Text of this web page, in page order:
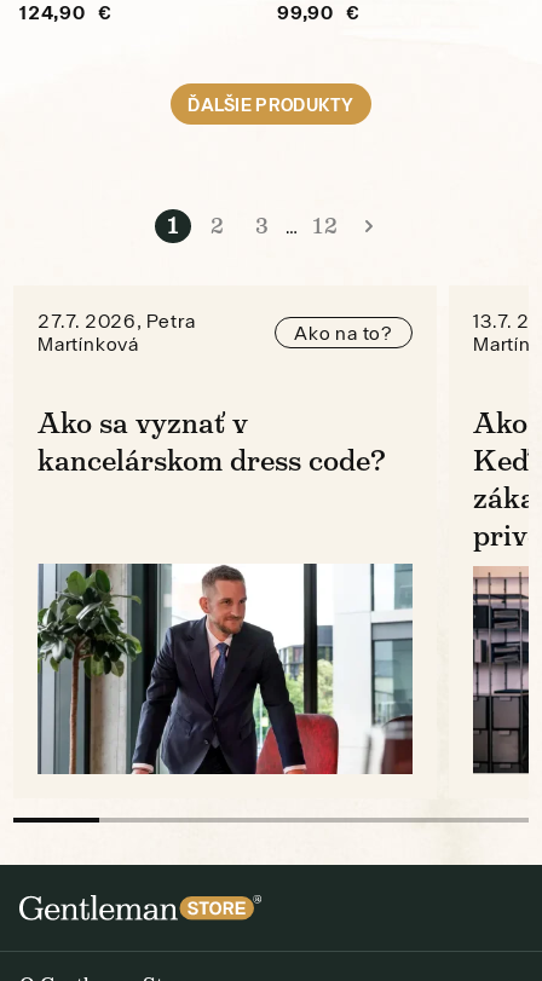
124,90 € 99,90 €
ĎALŠIE PRODUKTY
1 2 3 … 12
27.7. 2026, Petra
Martínková
Ako na to?
Ako sa vyznať v
kancelárskom dress code?
13.7.
Ako
Keď